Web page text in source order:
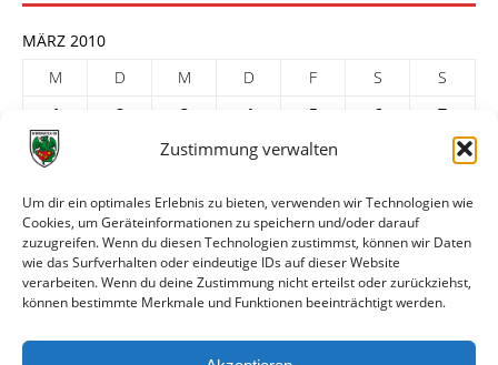
Zustimmung verwalten
Um dir ein optimales Erlebnis zu bieten, verwenden wir Technologien wie
Cookies, um Geräteinformationen zu speichern und/oder darauf
zuzugreifen. Wenn du diesen Technologien zustimmst, können wir Daten
wie das Surfverhalten oder eindeutige IDs auf dieser Website
verarbeiten. Wenn du deine Zustimmung nicht erteilst oder zurückziehst,
können bestimmte Merkmale und Funktionen beeinträchtigt werden.
MÄRZ 2010
M
D M D F S
S
1
2 3 4 5 6
7
8
10 11 12
22
23 24 25 26 27
29
30
31
« Feb.
Apr. »
ARCHIV